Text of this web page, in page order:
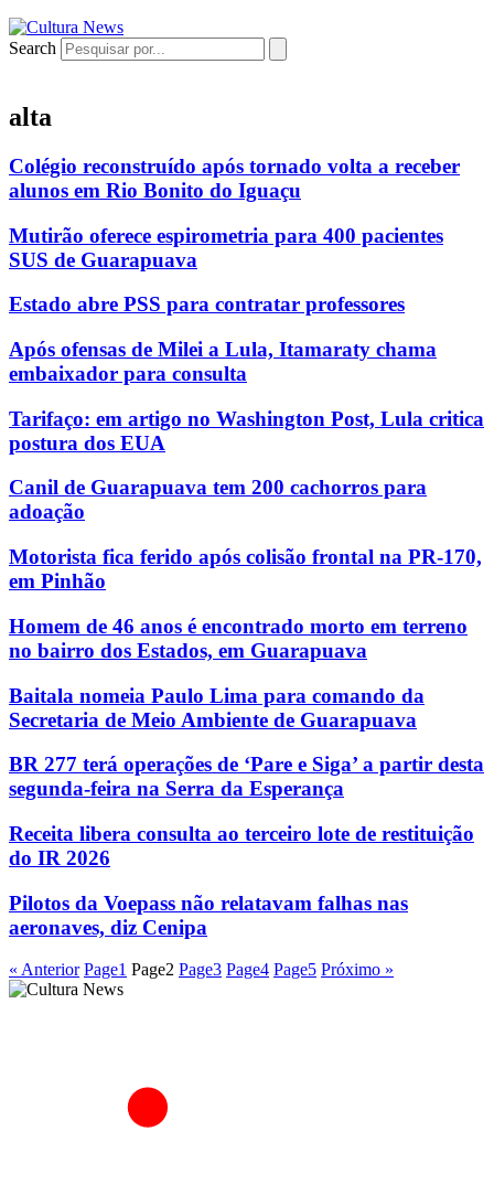
Search
alta
Colégio reconstruído após tornado volta a receber
alunos em Rio Bonito do Iguaçu
Mutirão oferece espirometria para 400 pacientes
SUS de Guarapuava
Estado abre PSS para contratar professores
Após ofensas de Milei a Lula, Itamaraty chama
embaixador para consulta
Tarifaço: em artigo no Washington Post, Lula critica
postura dos EUA
Canil de Guarapuava tem 200 cachorros para
adoação
Motorista fica ferido após colisão frontal na PR-170,
em Pinhão
Homem de 46 anos é encontrado morto em terreno
no bairro dos Estados, em Guarapuava
Baitala nomeia Paulo Lima para comando da
Secretaria de Meio Ambiente de Guarapuava
BR 277 terá operações de ‘Pare e Siga’ a partir desta
segunda-feira na Serra da Esperança
Receita libera consulta ao terceiro lote de restituição
do IR 2026
Pilotos da Voepass não relatavam falhas nas
aeronaves, diz Cenipa
« Anterior Page1 Page2 Page3 Page4 Page5 Próximo »